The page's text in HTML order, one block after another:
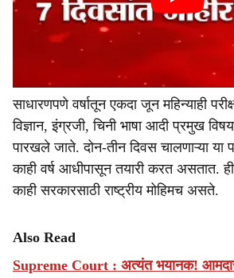
साधारणपणे वर्षातून एकदा जून महिन्याही
विज्ञान, इंग्रजी, चिनी भाषा आदी प्रमुख
पारखले जाते. दोन-तीन दिवस चालणाऱ्या या
काही वर्ष आधीपासून तयारी करत असतात.
काही सरकारसाठी राष्ट्रीय मोहिमच असते.
Also Read
Supreme Court : अत्यंत भयानक!